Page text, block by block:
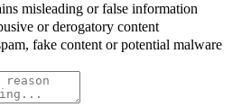
misleading or false information
or derogatory content
fake content or potential malware